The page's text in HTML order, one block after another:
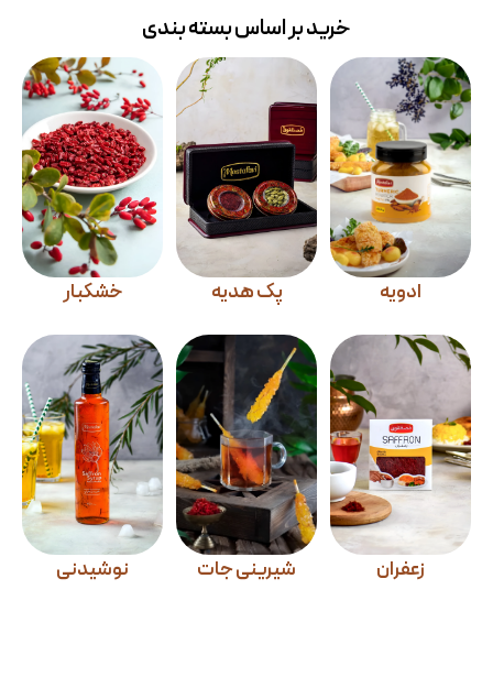
خرید بر اساس بسته بندی
ادویه پک هدیه خشکبار
زعفران شیرینی جات نوشیدنی